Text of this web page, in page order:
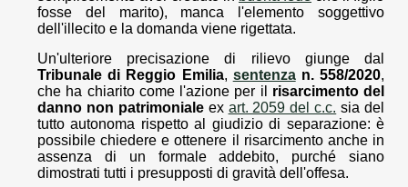
fosse del marito), manca l'elemento soggettivo
dell'illecito e la domanda viene rigettata.
Un'ulteriore precisazione di rilievo giunge dal
Tribunale di Reggio Emilia, sentenzan. 558/2020,
che ha chiarito come l'azione per il risarcimento del
danno non patrimonialeex art. 2059 del c.c. sia del
tutto autonoma rispetto al giudizio di separazione: è
possibile chiedere e ottenere il risarcimento anche in
assenza di un formale addebito, purché siano
dimostrati tutti i presupposti di gravità dell'offesa.